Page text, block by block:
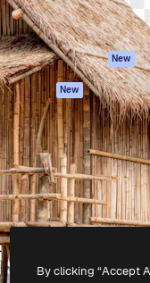
Texto para voz
Conteúdo de stock
MCP para
Claude/ChatGPT
New
Agentes New
API
App móvel
Todas as
ferramentas
Todos os direitos reservados.
By clicking “Accept